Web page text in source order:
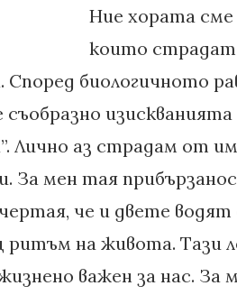
Ние хората
които
биологичното
изискванията
Лично аз страдам от
За мен тая
че и двете водят
на живота. Тази
важен за нас. За